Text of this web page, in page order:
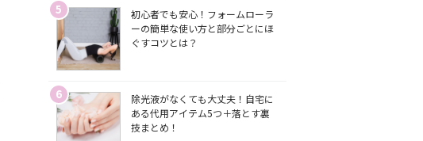
5
初心者でも安心！フォームローラ
ーの簡単な使い方と部分ごとにほ
ぐすコツとは？
6
除光液がなくても大丈夫！自宅に
ある代用アイテム5つ＋落とす裏
技まとめ！